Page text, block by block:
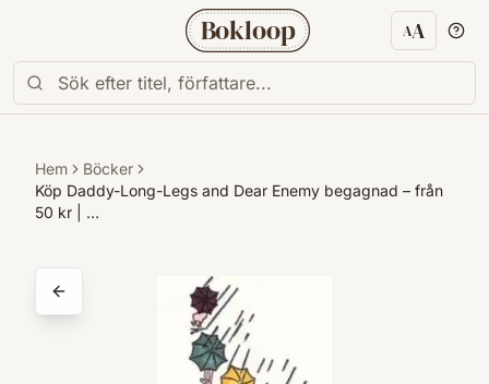
Bokloop AA
Hem
Böcker
Köp Daddy-Long-Legs and Dear Enemy begagnad – från
50 kr | …